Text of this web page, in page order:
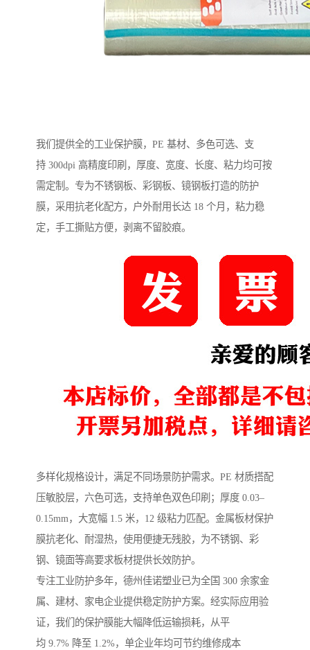
我们提供全的工业保护膜，PE 基材、多色可选、支
持 300dpi 高精度印刷，厚度、宽度、长度、粘力均可按
需定制。专为不锈钢板、彩钢板、镜钢板打造的防护
膜，采用抗老化配方，户外耐用长达 18 个月，粘力稳
定，手工撕贴方便，剥离不留胶痕。
多样化规格设计，满足不同场景防护需求。PE 材质搭配
压敏胶层，六色可选，支持单色双色印刷；厚度 0.03–
0.15mm，大宽幅 1.5 米，12 级粘力匹配。金属板材保护
膜抗老化、耐湿热，使用便捷无残胶，为不锈钢、彩
钢、镜面等高要求板材提供长效防护。
专注工业防护多年，德州佳诺塑业已为全国 300 余家金
属、建材、家电企业提供稳定防护方案。经实际应用验
证，我们的保护膜能大幅降低运输损耗，从平
均 9.7% 降至 1.2%，单企业年均可节约维修成本